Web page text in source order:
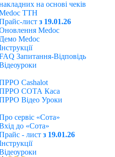
на основі чеків
ТТН
лист з 19.01.26
Medoc
Демо Medoc
Запитання-Відповідь
Cashalot
СОТА Каса
Відео Уроки
сервіс «Сота»
до «Сота»
- лист з 19.01.26